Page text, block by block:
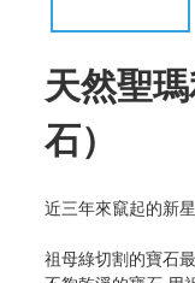
天然聖
石）
近三年來竄起的新
祖母綠切割的寶石